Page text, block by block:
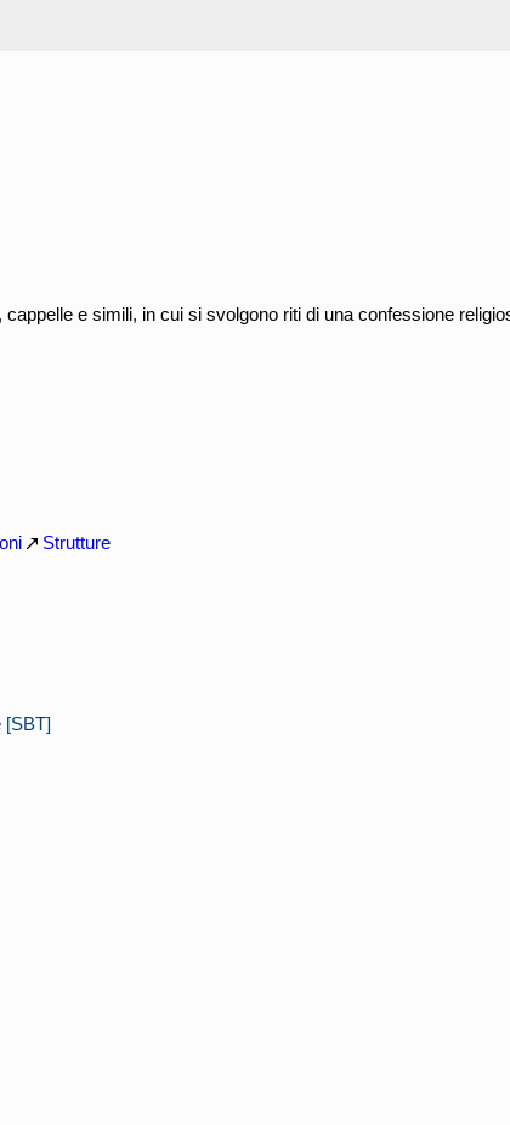
e simili, in cui si svolgono riti di una confessione
Strutture
[SBT]